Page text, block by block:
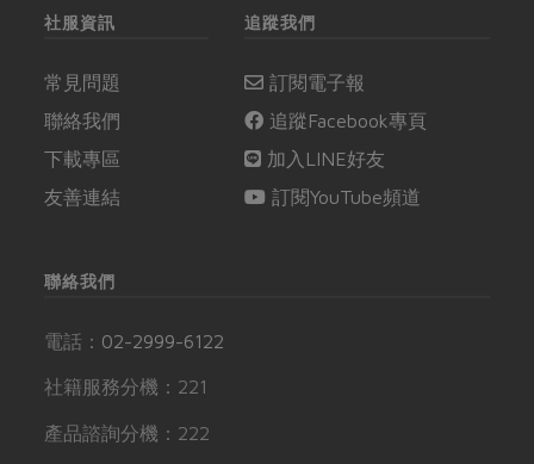
社服資訊
常見問題
聯絡我們
下載專區
友善連結
追蹤我們
訂閱電子報
追蹤Facebook專頁
加入LINE好友
訂閱YouTube頻道
聯絡我們
電話： 02-2999-6122
社籍服務分機：221
產品諮詢分機：222